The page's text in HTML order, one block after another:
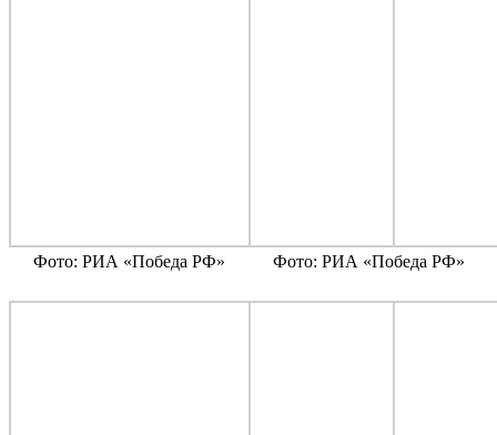
Фото: РИА «Победа РФ» Фото: РИА «Победа РФ»